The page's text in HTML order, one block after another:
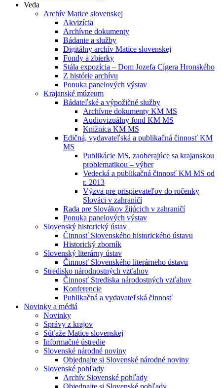
Veda
Archív Matice slovenskej
Akvizícia
Archívne dokumenty
Bádanie a služby
Digitálny archív Matice slovenskej
Fondy a zbierky
Stála expozícia – Dom Jozefa Cígera Hronského
Z histórie archívu
Ponuka panelových výstav
Krajanské múzeum
Bádateľské a výpožičné služby
Archívne dokumenty KM MS
Audiovizuálny fond KM MS
Knižnica KM MS
Edičná, vydavateľská a publikačná činnosť KM
MS
Publikácie MS, zaoberajúce sa krajanskou
problematikou – výber
Vedecká a publikačná činnosť KM MS od
r. 2013
Výzva pre prispievateľov do ročenky
Slováci v zahraničí
Rada pre Slovákov žijúcich v zahraničí
Ponuka panelových výstav
Slovenský historický ústav
Činnosť Slovenského historického ústavu
Historický zborník
Slovenský literárny ústav
Činnosť Slovenského literárneho ústavu
Stredisko národnostných vzťahov
Činnosť Strediska národostných vzťahov
Konferencie
Publikačná a vydavateľská činnosť
Novinky a médiá
Novinky
Správy z krajov
Súťaže Matice slovenskej
Informačné ústredie
Slovenské národné noviny
Objednajte si Slovenské národné noviny
Slovenské pohľady
Archív Slovenské pohľady
Objednajte si Slovenské pohľady